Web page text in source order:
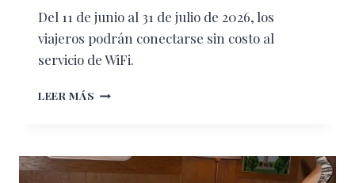
Del 11 de junio al 31 de julio de 2026, los
viajeros podrán conectarse sin costo al
servicio de WiFi.
LEER MÁS AHORA
PARTIDOS
MÁS